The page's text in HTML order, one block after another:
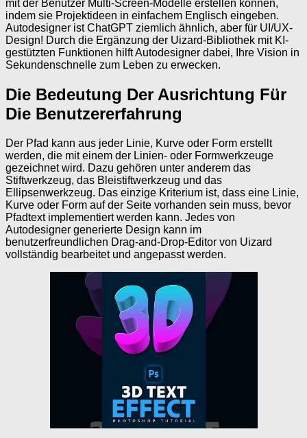
mit der Benutzer Multi-Screen-Modelle erstellen können,
indem sie Projektideen in einfachem Englisch eingeben.
Autodesigner ist ChatGPT ziemlich ähnlich, aber für UI/UX-
Design! Durch die Ergänzung der Uizard-Bibliothek mit KI-
gestützten Funktionen hilft Autodesigner dabei, Ihre Vision in
Sekundenschnelle zum Leben zu erwecken.
Die Bedeutung Der Ausrichtung Für
Die Benutzererfahrung
Der Pfad kann aus jeder Linie, Kurve oder Form erstellt
werden, die mit einem der Linien- oder Formwerkzeuge
gezeichnet wird. Dazu gehören unter anderem das
Stiftwerkzeug, das Bleistiftwerkzeug und das
Ellipsenwerkzeug. Das einzige Kriterium ist, dass eine Linie,
Kurve oder Form auf der Seite vorhanden sein muss, bevor
Pfadtext implementiert werden kann. Jedes von
Autodesigner generierte Design kann im
benutzerfreundlichen Drag-and-Drop-Editor von Uizard
vollständig bearbeitet und angepasst werden.